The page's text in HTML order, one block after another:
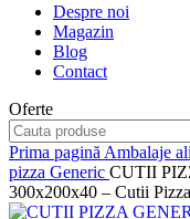
Despre noi
Magazin
Blog
Contact
Oferte
Prima pagină Ambalaje
pizza Generic CUTII
300x200x40 – Cutii